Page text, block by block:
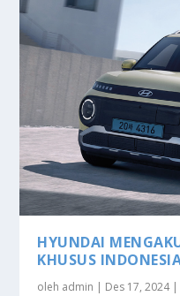
HYUNDAI
KHUSUS
oleh admin | Des 17, 2024|